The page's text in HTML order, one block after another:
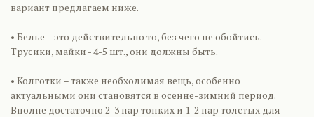
вариант предлагаем ниже.
• Белье – это действительно то, без чего не обойтись.
Трусики, майки - 4-5 шт., они должны быть.
• Колготки – также необходимая вещь, особенно
актуальными они становятся в осенне-зимний период.
Вполне достаточно 2-3 пар тонких и 1-2 пар толстых для